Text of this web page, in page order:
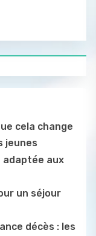
cela change
jeunes
adaptée aux
un séjour
décès : les